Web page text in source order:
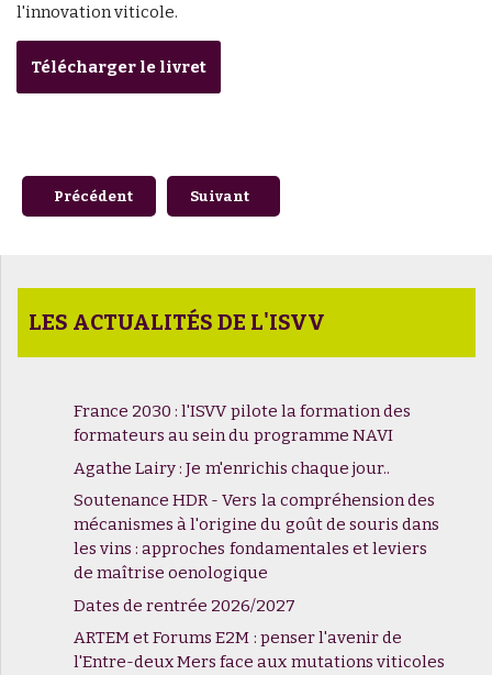
l'innovation viticole.
Télécharger le livret
Article précédent : Les prochaines soutenances de thèses
Précédent Article suivant : #Vinitech 2024 -
Suivant
LES ACTUALITÉS DE L'ISVV
France 2030 : l'ISVV pilote la formation des
formateurs au sein du programme NAVI
Agathe Lairy : Je m'enrichis chaque jour..
Soutenance HDR - Vers la compréhension des
mécanismes à l'origine du goût de souris dans
les vins : approches fondamentales et leviers
de maîtrise oenologique
Dates de rentrée 2026/2027
ARTEM et Forums E2M : penser l'avenir de
l'Entre-deux Mers face aux mutations viticoles